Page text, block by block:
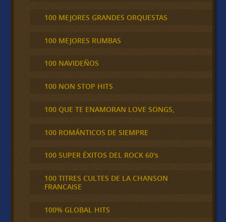
100 MEJORES GRANDES ORQUESTAS
100 MEJORES RUMBAS
100 NAVIDEÑOS
100 NON STOP HITS
100 QUE TE ENAMORAN LOVE SONGS,
100 ROMÁNTICOS DE SIEMPRE
100 SUPER ÉXITOS DEL ROCK 60's
100 TITRES CULTES DE LA CHANSON
FRANCAISE
100% GLOBAL HITS